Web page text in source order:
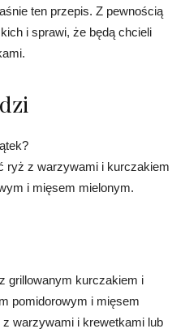
ten przepis. Z pewnością
i sprawi, że będą chcieli
ryż z warzywami i kurczakiem
i mięsem mielonym.
grillowanym kurczakiem i
pomidorowym i mięsem
warzywami i krewetkami lub